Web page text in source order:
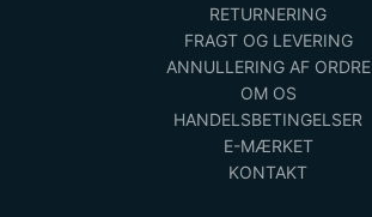
RETURNERING
FRAGT OG LEVERING
ANNULLERING AF ORDRE
OM OS
HANDELSBETINGELSER
E-MÆRKET
KONTAKT